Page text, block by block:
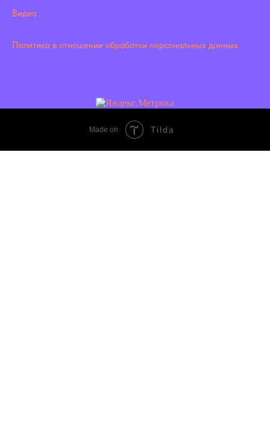
Видео
Политика в отношении обработки персональных данных
Made on Tilda